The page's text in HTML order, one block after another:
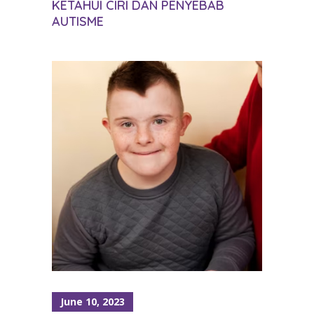
KETAHUI CIRI DAN PENYEBAB
AUTISME
June 10, 2023